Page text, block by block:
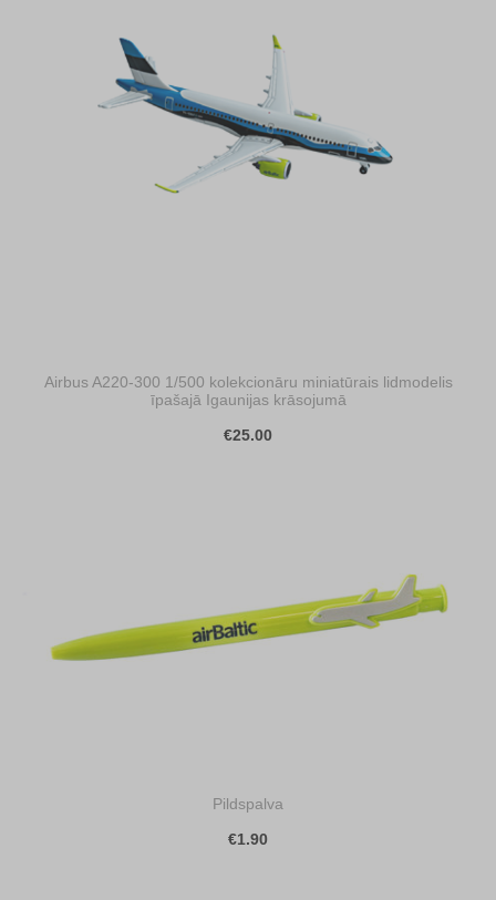
Airbus A220-300 1/500 kolekcionāru miniatūrais lidmodelis
īpašajā Igaunijas krāsojumā
€25.00
Pildspalva
€1.90